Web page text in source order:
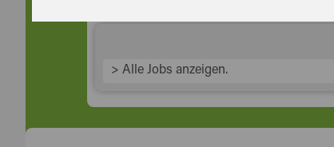
> Alle Jobs anzeigen.